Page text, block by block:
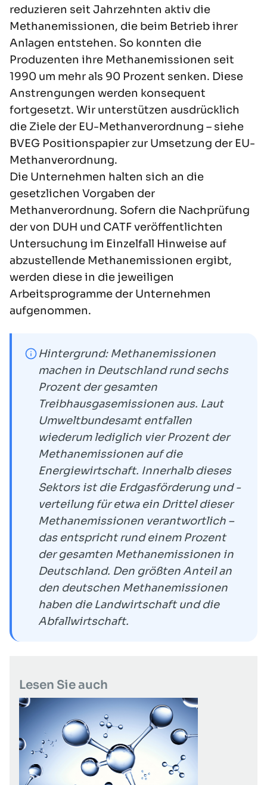
reduzieren seit Jahrzehnten aktiv die
Methanemissionen, die beim Betrieb ihrer
Anlagen entstehen. So konnten die
Produzenten ihre Methanemissionen seit
1990 um mehr als 90 Prozent senken. Diese
Anstrengungen werden konsequent
fortgesetzt. Wir unterstützen ausdrücklich
die Ziele der EU-Methanverordnung – siehe
BVEG Positionspapier zur Umsetzung der EU-
Methanverordnung.
Die Unternehmen halten sich an die
gesetzlichen Vorgaben der
Methanverordnung. Sofern die Nachprüfung
der von DUH und CATF veröffentlichten
Untersuchung im Einzelfall Hinweise auf
abzustellende Methanemissionen ergibt,
werden diese in die jeweiligen
Arbeitsprogramme der Unternehmen
aufgenommen.
Hintergrund: Methanemissionen
machen in Deutschland rund sechs
Prozent der gesamten
Treibhausgasemissionen aus. Laut
Umweltbundesamt entfallen
wiederum lediglich vier Prozent der
Methanemissionen auf die
Energiewirtschaft. Innerhalb dieses
Sektors ist die Erdgasförderung und -
verteilung für etwa ein Drittel dieser
Methanemissionen verantwortlich –
das entspricht rund einem Prozent
der gesamten Methanemissionen in
Deutschland. Den größten Anteil an
den deutschen Methanemissionen
haben die Landwirtschaft und die
Abfallwirtschaft.
Lesen Sie auch